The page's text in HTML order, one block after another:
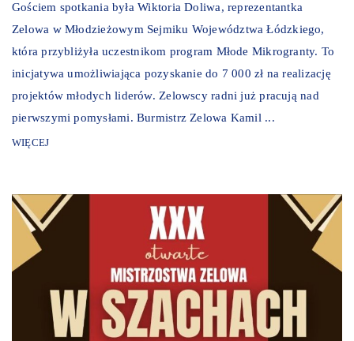
Gościem spotkania była Wiktoria Doliwa, reprezentantka
Zelowa w Młodzieżowym Sejmiku Województwa Łódzkiego,
która przybliżyła uczestnikom program Młode Mikrogranty. To
inicjatywa umożliwiająca pozyskanie do 7 000 zł na realizację
projektów młodych liderów. Zelowscy radni już pracują nad
pierwszymi pomysłami. Burmistrz Zelowa Kamil ...
WIĘCEJ